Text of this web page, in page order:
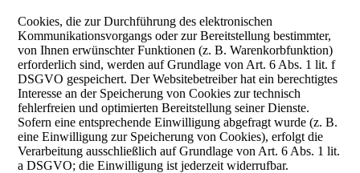
Cookies, die zur Durchführung des elektronischen
Kommunikationsvorgangs oder zur Bereitstellung bestimmter,
von Ihnen erwünschter Funktionen (z. B. Warenkorbfunktion)
erforderlich sind, werden auf Grundlage von Art. 6 Abs. 1 lit. f
DSGVO gespeichert. Der Websitebetreiber hat ein berechtigtes
Interesse an der Speicherung von Cookies zur technisch
fehlerfreien und optimierten Bereitstellung seiner Dienste.
Sofern eine entsprechende Einwilligung abgefragt wurde (z. B.
eine Einwilligung zur Speicherung von Cookies), erfolgt die
Verarbeitung ausschließlich auf Grundlage von Art. 6 Abs. 1 lit.
a DSGVO; die Einwilligung ist jederzeit widerrufbar.